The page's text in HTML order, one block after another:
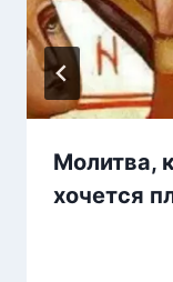
Молитва,
хочется